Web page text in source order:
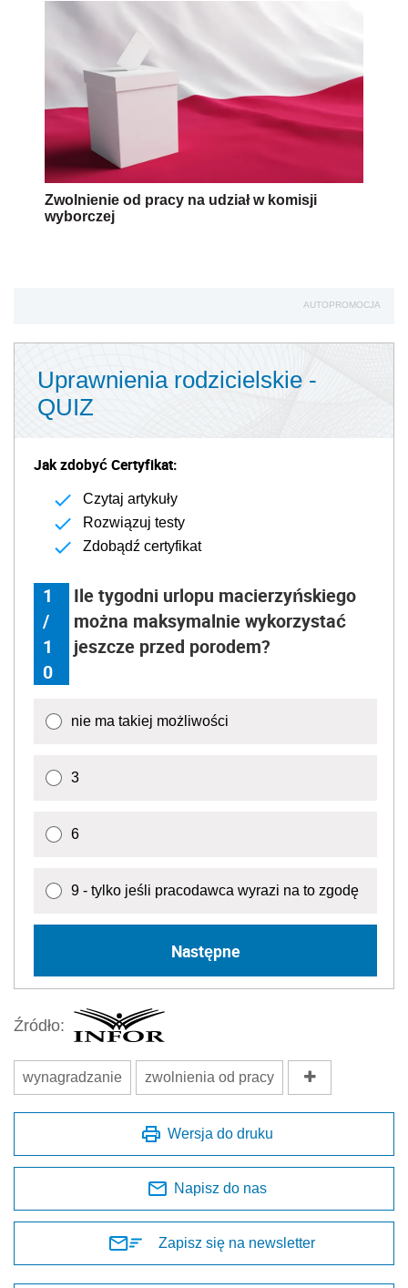
Zwolnienie od pracy na udział w komisji
wyborczej
AUTOPROMOCJA
Uprawnienia rodzicielskie -
QUIZ
Jak zdobyć Certyfikat:
Czytaj artykuły
Rozwiązuj testy
Zdobądź certyfikat
1
/
1
0
Ile tygodni urlopu macierzyńskiego
można maksymalnie wykorzystać
jeszcze przed porodem?
nie ma takiej możliwości
3
6
9 - tylko jeśli pracodawca wyrazi na to zgodę
Następne
Źródło:
wynagradzanie zwolnienia od pracy
Wersja do druku
Napisz do nas
Zapisz się na newsletter